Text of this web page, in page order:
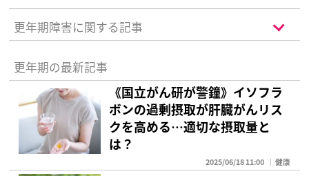
更年期障害に関する記事
更年期の最新記事
《国立がん研が警鐘》イソフラ
ボンの過剰摂取が肝臓がんリス
クを高める…適切な摂取量と
は？
2025/06/18 11:00 健康